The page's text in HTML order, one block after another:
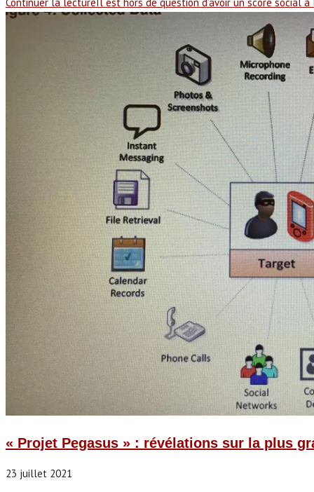
« Projet Pegasus » : révélations sur la plus
23 juillet 2021